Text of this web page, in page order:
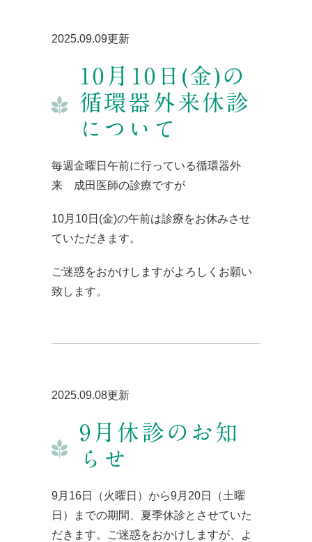
2025.09.09更新
10月10日(金)の
循環器外来休診
について
毎週金曜日午前に行っている循環器外
来 成田医師の診療ですが
10月10日(金)の午前は診療をお休みさせ
ていただきます。
ご迷惑をおかけしますがよろしくお願い
致します。
2025.09.08更新
9月休診のお知
らせ
9月16日（火曜日）から9月20日（土曜
日）までの期間、夏季休診とさせていた
だきます。ご迷惑をおかけしますが、よ